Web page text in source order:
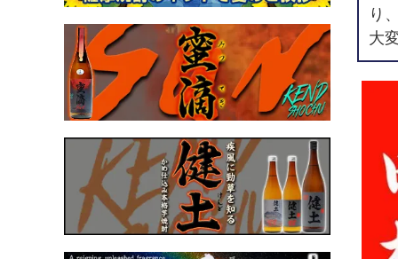
り
大